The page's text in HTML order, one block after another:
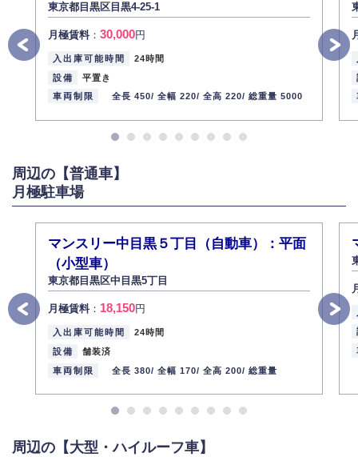
4.個人情報の第三者提供
法的義務など正当な理由に基づく要請があった場合を除き、お客様の個人
情報をご本人の同意なく第三者に提供いたしません。
5.個人情報の開示・訂正・削除
お客様ご本人から自己の個人情報開示の請求があった場合、すみやかに開
ん）。
また、個人情報の内容に誤りがあり、ご本人から訂正・追加・削除の請求
6.個人情報管理の社内教育
弊社社員全員が、個人情報の取り扱いについての重要性を理解し、より適
切に管理するよう社内教育を実施してまいります。
2013年12月1日
代表取締役社長 野口 幸男
東京都目黒区目黒4-25-1
月極賃料： 30,000円
入出庫可能時間
24時間
設備
平置き
車両制限
全長 450/ 全幅 220/ 全高 220/ 総重量 5000
周辺の【普通車】
月極駐車場
マンスリー中目黒５丁目（自動車）：平面
（小型車）
東京都目黒区中目黒5丁目
月極賃料： 18,150円
入出庫可能時間
24時間
設備
舗装済
車両制限
全長 380/ 全幅 170/ 全高 200/ 総重量
周辺の【大型・ハイルーフ車】